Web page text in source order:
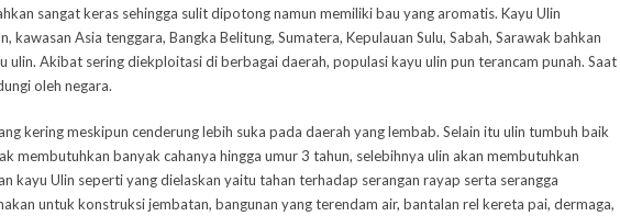
sangat keras sehingga sulit dipotong namun memiliki bau yang aromatis. Kayu Ulin
Asia tenggara, Bangka Belitung, Sumatera, Kepulauan Sulu, Sabah, Sarawak bahkan
ulin. Akibat sering diekploitasi di berbagai daerah, populasi kayu ulin pun terancam punah. Saat
oleh negara.
kering meskipun cenderung lebih suka pada daerah yang lembab. Selain itu ulin tumbuh baik
membutuhkan banyak cahanya hingga umur 3 tahun, selebihnya ulin akan membutuhkan
kayu Ulin seperti yang dielaskan yaitu tahan terhadap serangan rayap serta serangga
untuk konstruksi jembatan, bangunan yang terendam air, bantalan rel kereta pai, dermaga,